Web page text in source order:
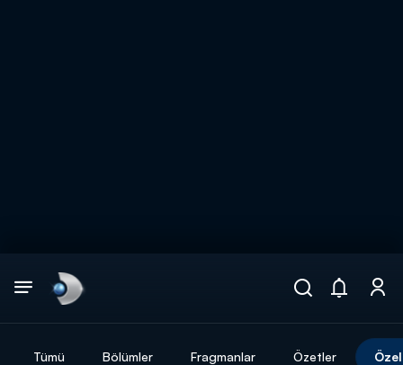
Tümü Bölümler Fragmanlar Özetler